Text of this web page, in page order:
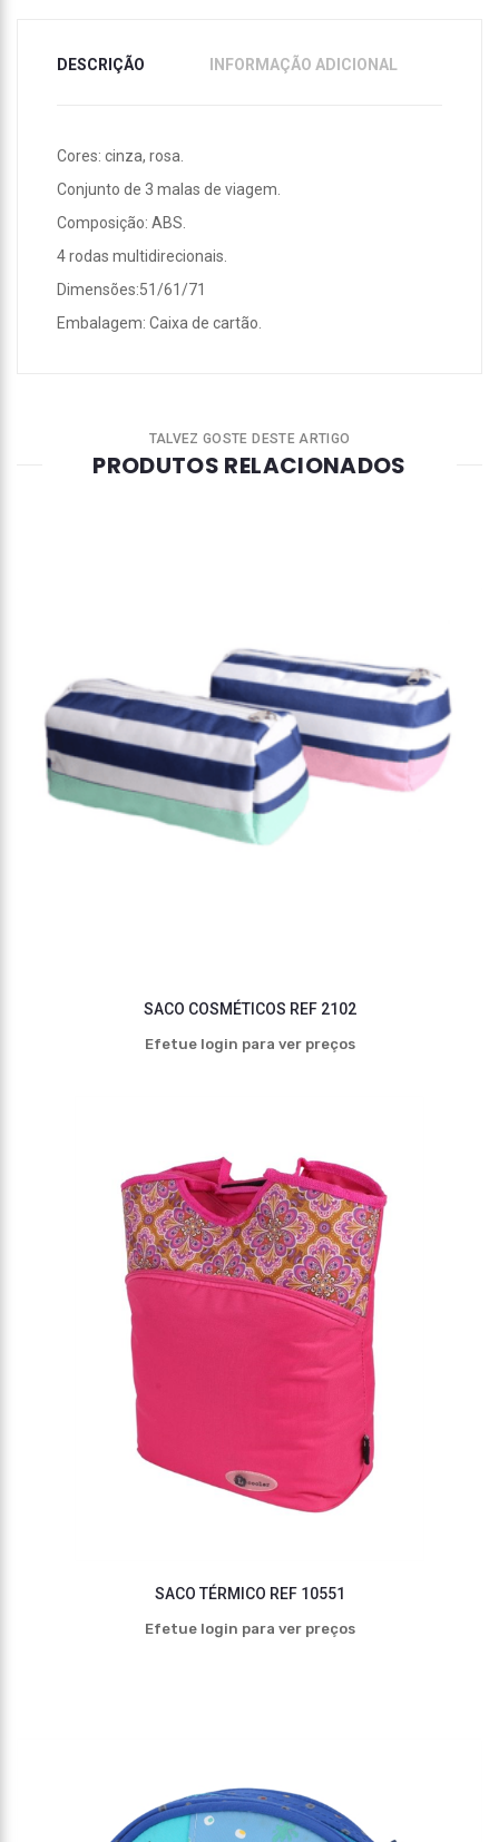
DESCRIÇÃO INFORMAÇÃO ADICIONAL
Cores: cinza, rosa.
Conjunto de 3 malas de viagem.
Composição: ABS.
4 rodas multidirecionais.
Dimensões:51/61/71
Embalagem: Caixa de cartão.
TALVEZ GOSTE DESTE ARTIGO
PRODUTOS RELACIONADOS
SACO COSMÉTICOS REF 2102
Efetue login para ver preços
SACO TÉRMICO REF 10551
Efetue login para ver preços